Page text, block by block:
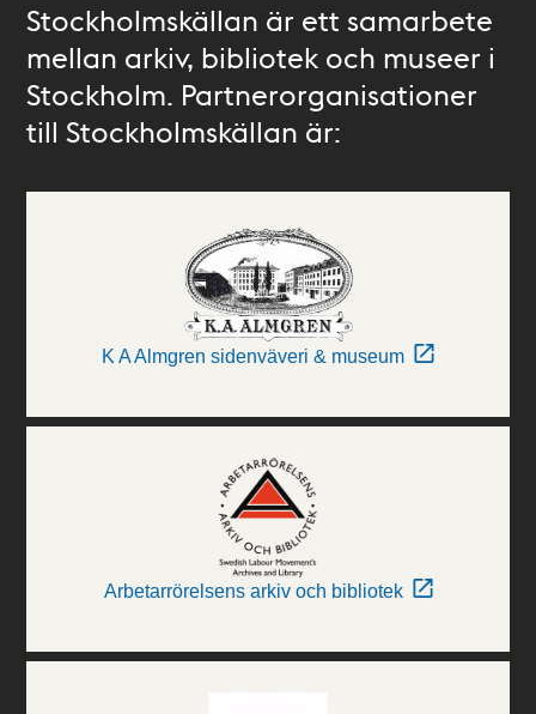
Stockholmskällan är ett samarbete
mellan arkiv, bibliotek och museer i
Stockholm. Partnerorganisationer
till Stockholmskällan är:
K A Almgren sidenväveri & museum
Arbetarrörelsens arkiv och bibliotek